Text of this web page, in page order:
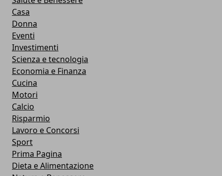
Casa
Donna
Eventi
Investimenti
Scienza e tecnologia
Economia e Finanza
Cucina
Motori
Calcio
Risparmio
Lavoro e Concorsi
Sport
Prima Pagina
Dieta e Alimentazione